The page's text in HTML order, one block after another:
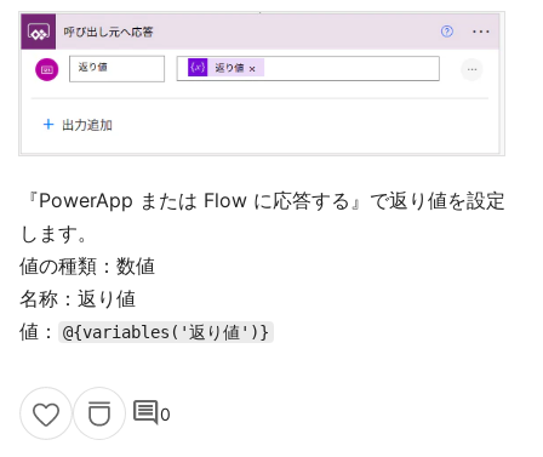
『PowerApp または Flow に応答する』で返り値を設定
します。
値の種類：数値
名称：返り値
値：
@{variables('返り値')}
comment0